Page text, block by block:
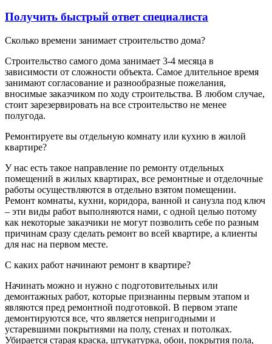
Получить быстрый ответ специалиста
Сколько времени занимает строительство дома?
Строительство самого дома занимает 3-4 месяца в
зависимости от сложности объекта. Самое длительное время
занимают согласование и разнообразные пожелания,
вносимые заказчиком по ходу строительства. В любом случае,
стоит зарезервировать на все строительство не менее
полугода.
Ремонтируете вы отдельную комнату или кухню в жилой
квартире?
У нас есть такое направление по ремонту отдельных
помещений в жилых квартирах, все ремонтные и отделочные
работы осуществляются в отдельно взятом помещении.
Ремонт комнаты, кухни, коридора, ванной и санузла под ключ
– эти виды работ выполняются нами, с одной целью потому
как некоторые заказчики не могут позволить себе по разным
причинам сразу сделать ремонт во всей квартире, а клиенты
для нас на первом месте.
С каких работ начинают ремонт в квартире?
Начинать можно и нужно с подготовительных или
демонтажных работ, которые признанны первым этапом и
являются пред ремонтной подготовкой. В первом этапе
демонтируются все, что является непригодными и
устаревшими покрытиями на полу, стенах и потолках.
Убирается старая краска, штукатурка, обои, покрытия пола,